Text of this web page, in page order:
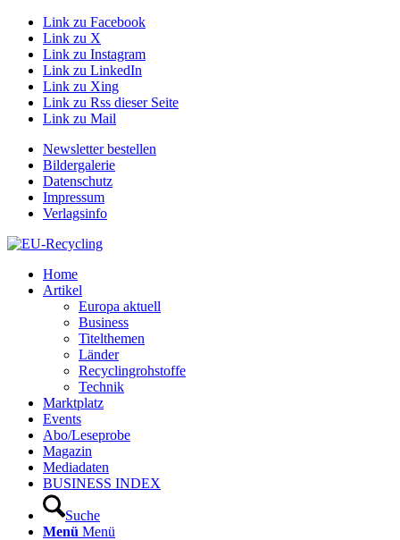
Link zu Facebook
Link zu X
Link zu Instagram
Link zu LinkedIn
Link zu Xing
Link zu Rss dieser Seite
Link zu Mail
Newsletter bestellen
Bildergalerie
Datenschutz
Impressum
Verlagsinfo
Home
Artikel
Europa aktuell
Business
Titelthemen
Länder
Recyclingrohstoffe
Technik
Marktplatz
Events
Abo/Leseprobe
Magazin
Mediadaten
BUSINESS INDEX
Suche
Menü Menü